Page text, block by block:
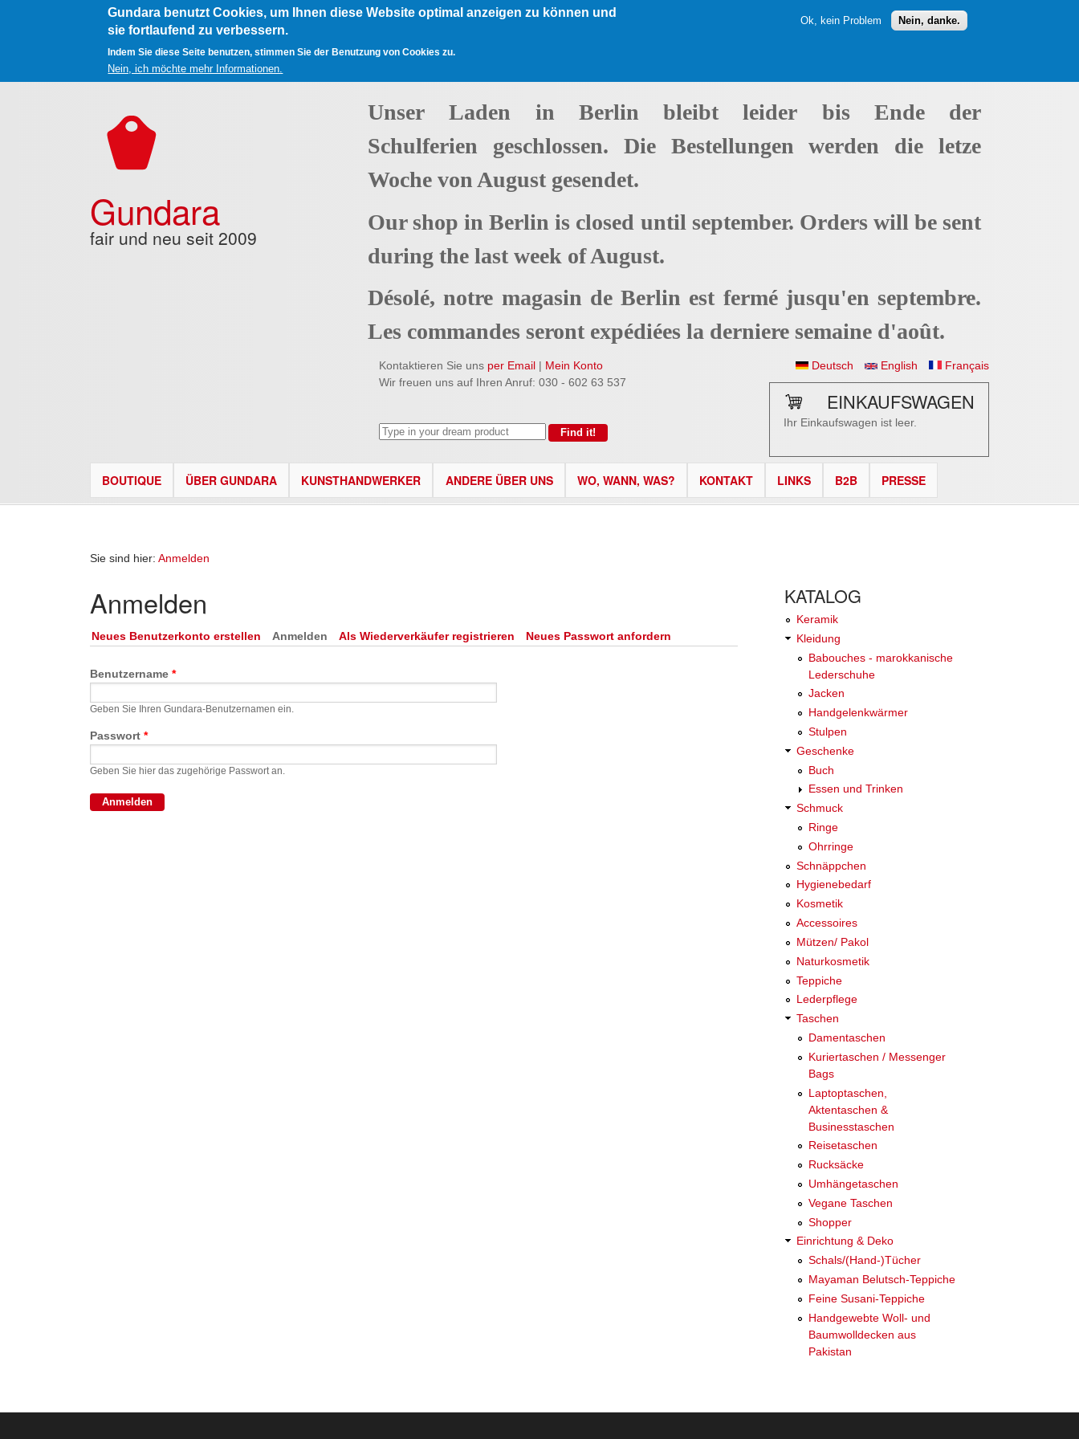
Gundara benutzt Cookies, um Ihnen diese Website optimal anzeigen zu können und
sie fortlaufend zu verbessern.
Indem Sie diese Seite benutzen, stimmen Sie der Benutzung von Cookies zu.
Nein, ich möchte mehr Informationen.
Ok, kein Problem Nein, danke.
Gundara
fair und neu seit 2009
Unser Laden in Berlin bleibt leider bis Ende der
Schulferien geschlossen. Die Bestellungen werden die letze
Woche von August gesendet.
Our shop in Berlin is closed until september. Orders will be sent
during the last week of August.
Désolé, notre magasin de Berlin est fermé jusqu'en septembre.
Les commandes seront expédiées la derniere semaine d'août.
Kontaktieren Sie uns per Email | Mein Konto
Wir freuen uns auf Ihren Anruf: 030 - 602 63 537
EINKAUFSWAGEN
Ihr Einkaufswagen ist leer.
Deutsch English Français
BOUTIQUE ÜBER GUNDARA KUNSTHANDWERKER ANDERE ÜBER UNS WO, WANN, WAS? KONTAKT LINKS B2B PRESSE
Sie sind hier: Anmelden
Anmelden
Neues Benutzerkonto erstellen Anmelden (aktiver Reiter)
Als Wiederverkäufer registrieren Neues Passwort anfordern
Benutzername *
Geben Sie Ihren Gundara-Benutzernamen ein.
Passwort *
Geben Sie hier das zugehörige Passwort an.
KATALOG
Keramik
Kleidung
Babouches - marokkanische
Lederschuhe
Jacken
Handgelenkwärmer
Stulpen
Geschenke
Buch
Essen und Trinken
Schmuck
Ringe
Ohrringe
Schnäppchen
Hygienebedarf
Kosmetik
Accessoires
Mützen/ Pakol
Naturkosmetik
Teppiche
Lederpflege
Taschen
Damentaschen
Kuriertaschen / Messenger
Bags
Laptoptaschen,
Aktentaschen &
Businesstaschen
Reisetaschen
Rucksäcke
Umhängetaschen
Vegane Taschen
Shopper
Einrichtung & Deko
Schals/(Hand-)Tücher
Mayaman Belutsch-Teppiche
Feine Susani-Teppiche
Handgewebte Woll- und
Baumwolldecken aus
Pakistan